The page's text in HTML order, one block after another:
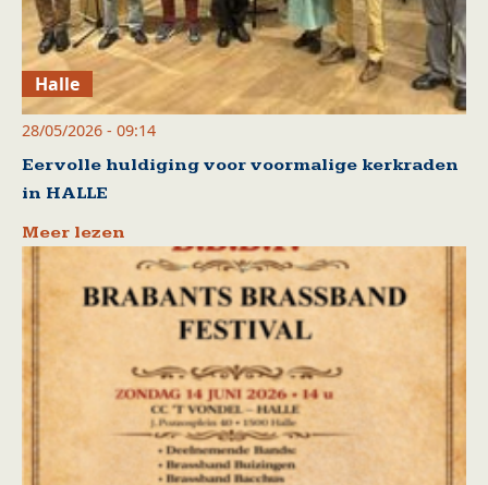
Halle
28/05/2026 - 09:14
Eervolle huldiging voor voormalige kerkraden
in HALLE
Meer lezen